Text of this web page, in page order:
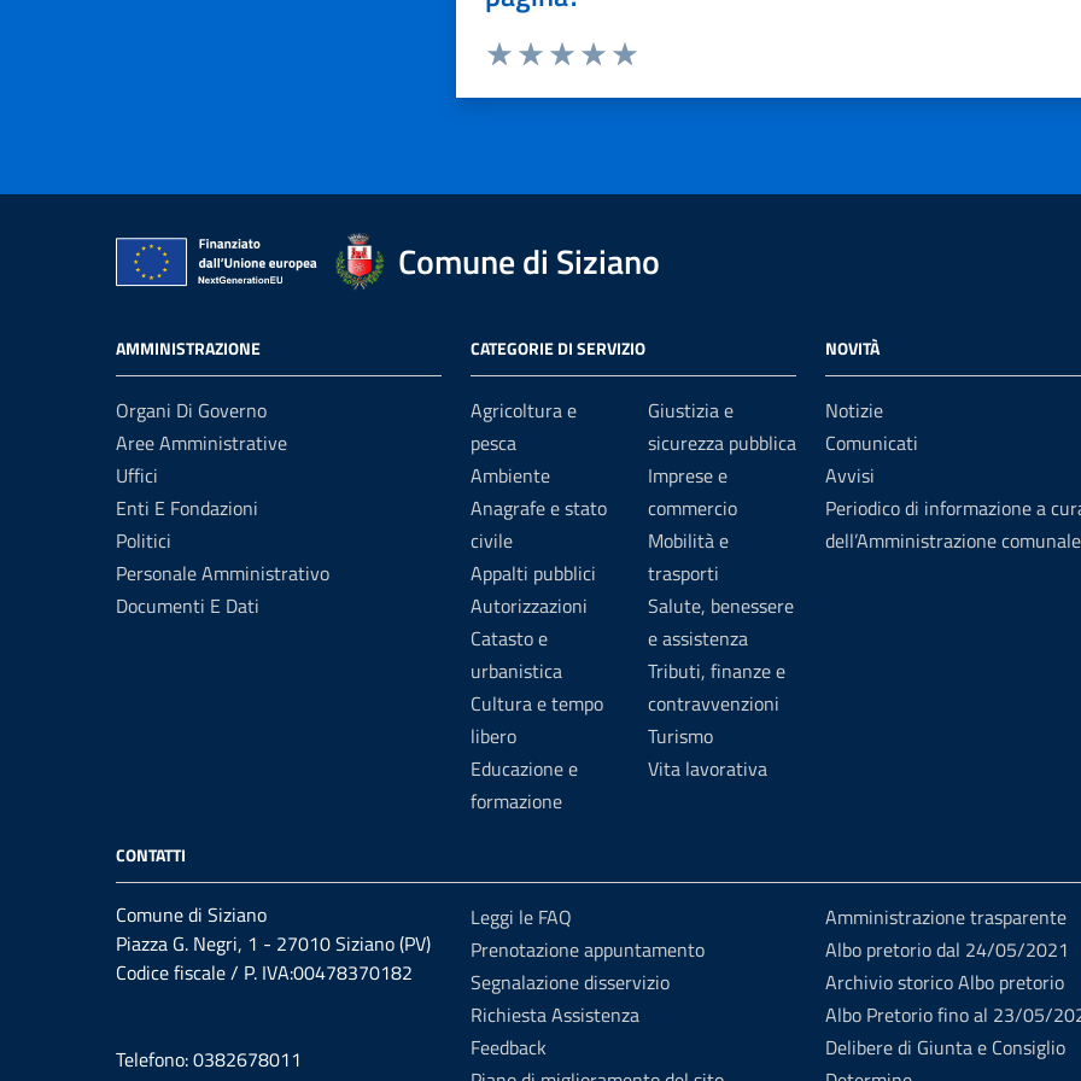
Comune di Siziano
AMMINISTRAZIONE
Organi Di Governo
Aree Amministrative
Uffici
Enti E Fondazioni
Politici
Personale Amministrativo
Documenti E Dati
CATEGORIE DI SERVIZIO
Agricoltura e
pesca
Ambiente
Anagrafe e stato
civile
Appalti pubblici
Autorizzazioni
Catasto e
urbanistica
Cultura e tempo
libero
Educazione e
formazione
Giustizia e
sicurezza pubblica
Imprese e
commercio
Mobilità e
trasporti
Salute, benessere
e assistenza
Tributi, finanze e
contravvenzioni
Turismo
Vita lavorativa
NOVITÀ
Notizie
Comunicati
Avvisi
Periodico di informazione a
dell’Amministrazione comunale
CONTATTI
Comune di Siziano
Piazza G. Negri, 1 - 27010 Siziano (PV)
Codice fiscale / P. IVA:00478370182
Telefono: 0382678011
Leggi le FAQ
Prenotazione appuntamento
Segnalazione disservizio
Richiesta Assistenza
Feedback
Amministrazione trasparente
Albo pretorio dal 24/05/2021
Archivio storico Albo pretorio
Albo Pretorio fino al 23/05/
Delibere di Giunta e Consiglio